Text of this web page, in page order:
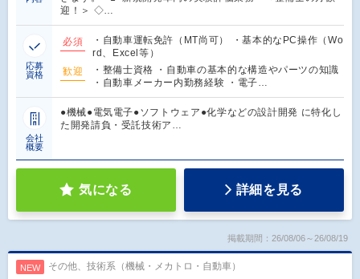
迎！＞ ◇…
応募
資格
必須
・自動車運転免許（MT尚可） ・基本的なPC操作（Wo
rd、Excel等）
歓迎
・整備士資格 ・自動車の基本的な構造やパーツの知識
・自動車メーカー内勤務経験 ・電子…
会社
概要
●機械●電気電子●ソフトウェア●化学などの設計開発 に特化し
た開発請負・受託技術ア…
気になる 詳細を見る
掲載期間：26/08/06～26/08/19
NEW その他、技術系（機械・メカトロ・自動車）